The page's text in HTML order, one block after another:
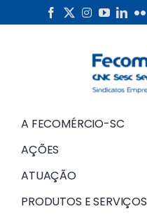
to
A FECOMÉRCIO-SC
AÇÕES
ATUAÇÃO
PRODUTOS E SERVIÇOS